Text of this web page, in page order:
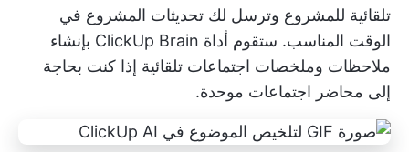
تلقائية للمشروع وترسل لك تحديثات المشروع في
الوقت المناسب. ستقوم أداة ClickUp Brain بإنشاء
ملاحظات وملخصات اجتماعات تلقائية إذا كنت بحاجة
إلى محاضر اجتماعات موحدة.